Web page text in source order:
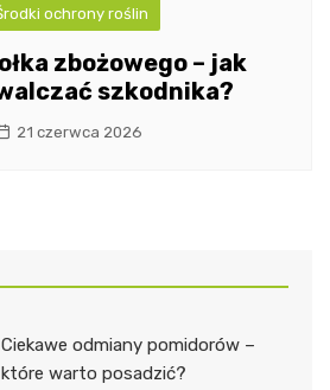
ochrony roślin
zbożowego – jak
szkodnika?
21 czerwca 2026
Ciekawe odmiany pomidorów –
które warto posadzić?